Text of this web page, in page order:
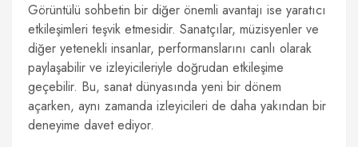
Görüntülü sohbetin bir diğer önemli avantajı ise yaratıcı
etkileşimleri teşvik etmesidir. Sanatçılar, müzisyenler ve
diğer yetenekli insanlar, performanslarını canlı olarak
paylaşabilir ve izleyicileriyle doğrudan etkileşime
geçebilir. Bu, sanat dünyasında yeni bir dönem
açarken, aynı zamanda izleyicileri de daha yakından bir
deneyime davet ediyor.